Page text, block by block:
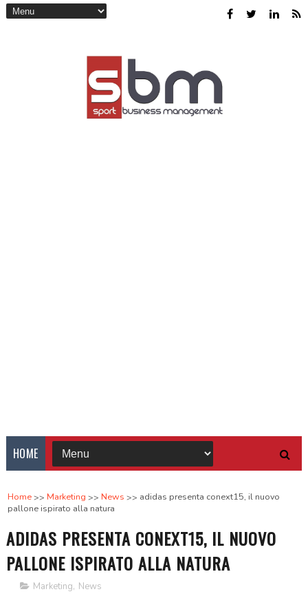
HOME
Home Marketing News
adidas presenta conext15, il nuovo
pallone ispirato alla natura
ADIDAS PRESENTA CONEXT15, IL NUOVO
PALLONE ISPIRATO ALLA NATURA
Marketing, News